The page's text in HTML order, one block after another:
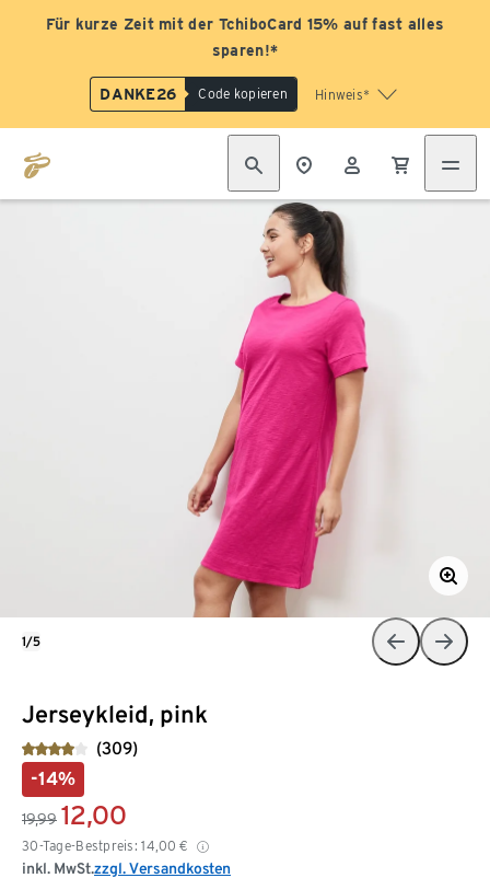
Für kurze Zeit mit der TchiboCard 15% auf fast alles
sparen!*
DANKE26 Code kopieren Hinweis*
Jerseykleid, pink
(309)
-14%
19,99 12,00
30-Tage-Bestpreis: 14,00 €
inkl. MwSt.zzgl. Versandkosten
1/5